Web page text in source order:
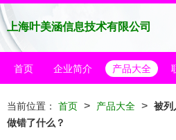
上海叶美涵信息技术有限公司
首页 企业简介 产品大全
当前位置： 首页 > 产品大全 > 被列
做错了什么？